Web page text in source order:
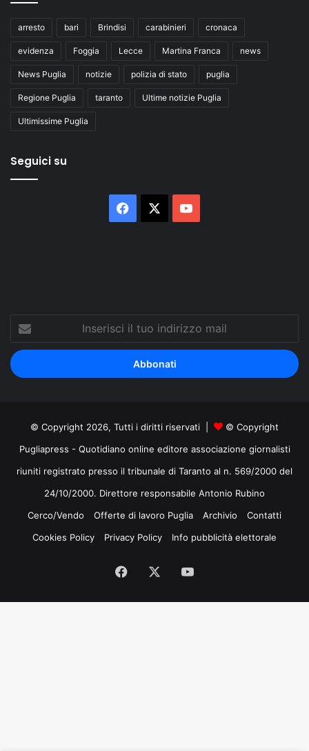
arresto bari Brindisi carabinieri cronaca
evidenza Foggia Lecce Martina Franca news
News Puglia notizie polizia di stato puglia
Regione Puglia taranto Ultime notizie Puglia
Ultimissime Puglia
Seguici su
Facebook
tuo
indirizzo
mail
© Copyright 2026, Tutti i diritti riservati |
© Copyright
Pugliapress - Quotidiano online editore associazione giornalisti
riuniti registrato presso il tribunale di Taranto al n. 569/2000 del
24/10/2000. Direttore responsabile Antonio Rubino
Cerco/Vendo
Offerte di lavoro Puglia Archivio
Contatti
Cookies Policy
Privacy Policy Info pubblicità elettorale
Facebook
Tube